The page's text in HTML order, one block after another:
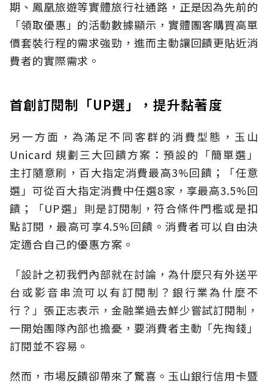
期、鳳凰旅遊等實體旅行社通路，正是因為先前的
「領取優惠」的活動數據顯示，實體團客購買高單
價套裝行程的需求強勁，進而主動讓回饋更貼近消
費者的實際需求。
首創訂閱制「UP選」，提升黏著度
另一方面，為滿足不同客群的消費型態，玉山
Unicard 規劃三大回饋方案：預設的「簡單選」
主打隨意刷，百大指定消費最高3%回饋；「任意
選」可從百大指定消費中任選8家，享最高3.5%回
饋；「UP選」則是訂閱制，符合條件門檻或是扣
點訂閱，最高可享4.5%回饋。消費者可以自由決
定適合自己的優惠方案。
「設計之初我們內部就在討論，為什麼只有外送平
台或影音串流可以有訂閱制？銀行業為什麼不
行？」張正志表示，金融業過去鮮少嘗試訂閱制，
一開始團隊內部也擔憂，要消費者主動「先掏錢」
訂閱並不容易。
然而，市場反饋卻帶來了驚喜。玉山銀行信用卡暨